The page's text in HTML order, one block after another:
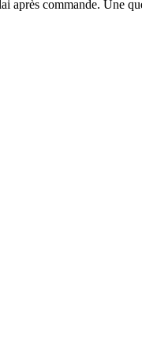
après commande. Une